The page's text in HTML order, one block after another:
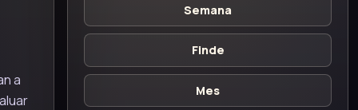
a
Semana
Finde
Mes